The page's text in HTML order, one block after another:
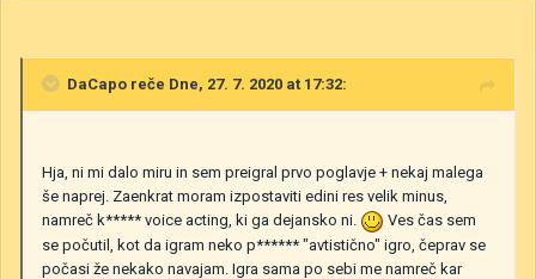
DaCapo reče Dne, 27. 7. 2020 at 17:32:
Hja, ni mi dalo miru in sem preigral prvo poglavje + nekaj malega
še naprej. Zaenkrat moram izpostaviti edini res velik minus,
namreč k***** voice acting, ki ga dejansko ni.
Ves čas sem
se počutil, kot da igram neko p****** "avtistično" igro, čeprav se
počasi že nekako navajam. Igra sama po sebi me namreč kar